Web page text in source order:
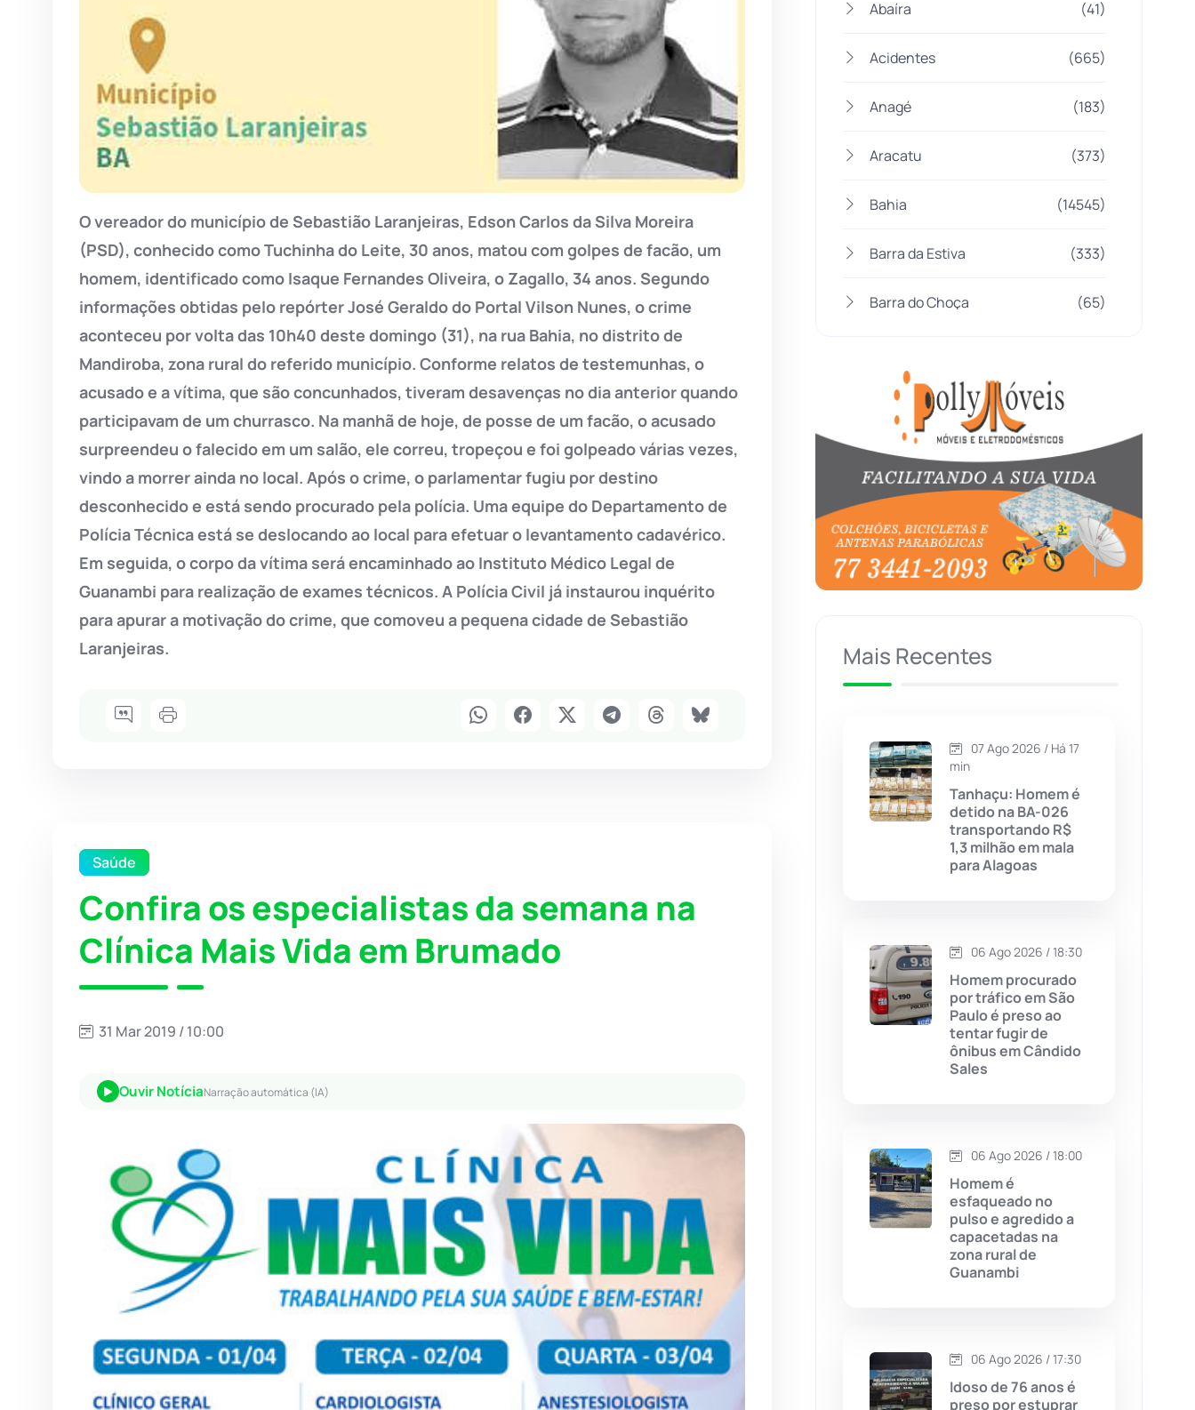
O vereador do município de Sebastião Laranjeiras, Edson Carlos da Silva Moreira
(PSD), conhecido como Tuchinha do Leite, 30 anos, matou com golpes de facão, um
homem, identificado como Isaque Fernandes Oliveira, o Zagallo, 34 anos. Segundo
informações obtidas pelo repórter José Geraldo do Portal Vilson Nunes, o crime
aconteceu por volta das 10h40 deste domingo (31), na rua Bahia, no distrito de
Mandiroba, zona rural do referido município. Conforme relatos de testemunhas, o
acusado e a vítima, que são concunhados, tiveram desavenças no dia anterior quando
participavam de um churrasco. Na manhã de hoje, de posse de um facão, o acusado
surpreendeu o falecido em um salão, ele correu, tropeçou e foi golpeado várias vezes,
vindo a morrer ainda no local. Após o crime, o parlamentar fugiu por destino
desconhecido e está sendo procurado pela polícia. Uma equipe do Departamento de
Polícia Técnica está se deslocando ao local para efetuar o levantamento cadavérico.
Em seguida, o corpo da vítima será encaminhado ao Instituto Médico Legal de
Guanambi para realização de exames técnicos. A Polícia Civil já instaurou inquérito
para apurar a motivação do crime, que comoveu a pequena cidade de Sebastião
Laranjeiras.
Saúde
Confira os especialistas da semana na
Clínica Mais Vida em Brumado
31 Mar 2019 / 10:00
Ouvir NotíciaNarração automática (IA)
Abaíra (41)
Acidentes (665)
Anagé (183)
Aracatu (373)
Bahia (14545)
Barra da Estiva (333)
Barra do Choça (65)
Bom Jesus da Lapa
Boquira (152)
Botuporã (72)
Brasil (7679)
Brumado (31955)
Caculé
Caetité (1504)
Candiba (157)
Cândido Sales
Caturama (65)
Chapada Diamantina
Cordeiros
Dom Basílio
Érico Cardoso
Mais Recentes
07 Ago 2026 / Há 17
min
Tanhaçu: Homem é
detido na BA-026
transportando R$
1,3 milhão em mala
para Alagoas
06 Ago 2026 / 18:30
Homem procurado
por tráfico em São
Paulo é preso ao
tentar fugir de
ônibus em Cândido
Sales
06 Ago 2026 / 18:00
Homem é
esfaqueado no
pulso e agredido a
capacetadas na
zona rural de
Guanambi
06 Ago 2026 / 17:30
Idoso de 76 anos é
preso por estuprar